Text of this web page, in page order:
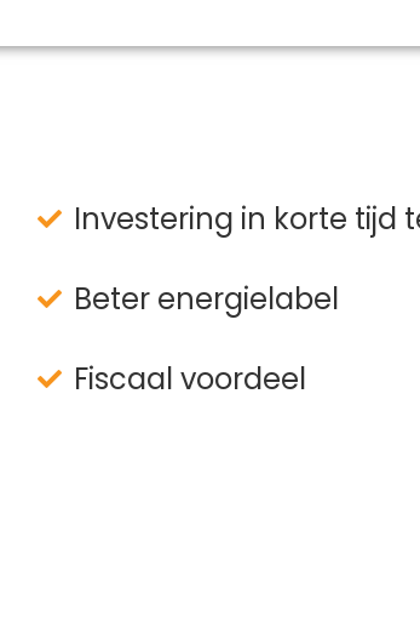
Investering in korte tijd
Beter energielabel
Fiscaal voordeel